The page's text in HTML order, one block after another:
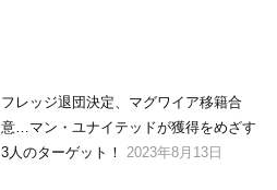
フレッジ退団決定、マグワイア移籍合
意…マン・ユナイテッドが獲得をめざす
3人のターゲット！ 2023年8月13日